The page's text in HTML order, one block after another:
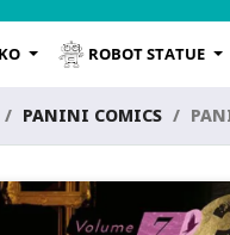
ROBOT STATUE
PANINI COMICS